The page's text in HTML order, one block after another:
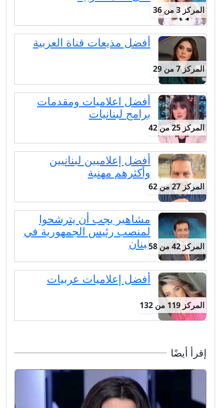
المركز 3 من 36
المركز 7 من 29
أفضل مذيعات قناة العربية
المركز 25 من 42
أفضل اعلاميات ومقدمات
برامج لبنانيات
المركز 27 من 62
أفضل إعلاميين لبنانيين
وأكثرهم مهنية
المركز 42 من 58
مشاهير يجب أن يترشحوا
لمنصب رئيس الجمهورية في
لبنان
المركز 119 من 132
أفضل إعلاميات عربيات
إقرأ أيضًا